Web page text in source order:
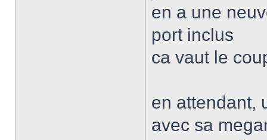
en a une
port inclus
ca vaut le
en attendant,
avec sa